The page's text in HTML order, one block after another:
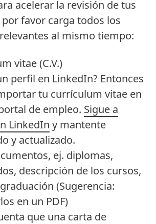
acelerar la revisión de tus
favor carga todos los
al mismo tiempo:
vitae(C.V.)
perfil en LinkedIn? Entonces
tu currículum vitae en
de empleo. Sigue a
LinkedIn y mantente
y actualizado.
ej. diplomas,
descripción de los cursos,
(Sugerencia:
en un PDF)
que una carta de